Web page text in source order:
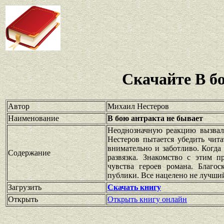
Скачайте В
Автор
Михаил Нестеров
Наименование
В бою антракта не бывает
Содержание
Неоднозначную реакцию
Нестеров пытается убедить
внимательно и заботливо.
развязка. Знакомство с этим
чувства героев романа.
публики. Все нацелено не лучший
Загрузить
Скачать книгу
Открыть
Открыть книгу онлайн